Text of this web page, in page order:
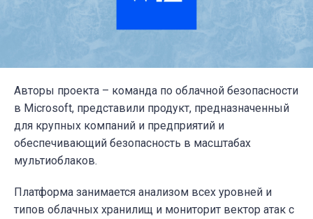
Авторы проекта – команда по облачной безопасности
в Microsoft, представили продукт, предназначенный
для крупных компаний и предприятий и
обеспечивающий безопасность в масштабах
мультиоблаков.
Платформа занимается анализом всех уровней и
типов облачных хранилищ и мониторит вектор атак с